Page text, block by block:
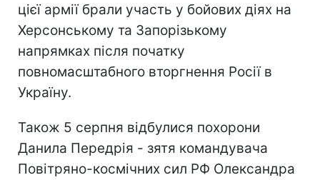
цієї армії брали участь у бойових діях на
Херсонському та Запорізькому
напрямках після початку
повномасштабного вторгнення Росії в
Україну.
Також 5 серпня відбулися похорони
Данила Передрія - зятя командувача
Повітряно-космічних сил РФ Олександра